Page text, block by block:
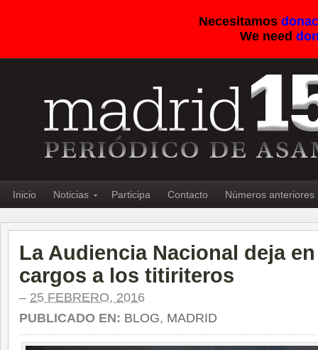
Necesitamos
We need
Inicio Noticias Participa Contacto Números anteriores
La Audiencia Nacional deja
cargos a los titiriteros
– 25 FEBRERO, 2016
PUBLICADO EN: BLOG, MADRID